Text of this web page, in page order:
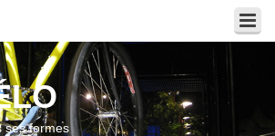
ses formes